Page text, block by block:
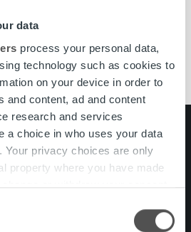
data
process your personal data,
technology such as cookies to
on your device in order to
and content, ad and content
research and services
a choice in who uses your data
Your privacy choices are only
property where you have made
or withdraw your consent
Yhteystiedot